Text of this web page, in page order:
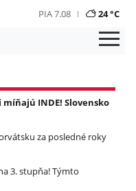
PIA 7.08 24 °C
INDE! Slovensko
za posledné roky
3. stupňa! Týmto